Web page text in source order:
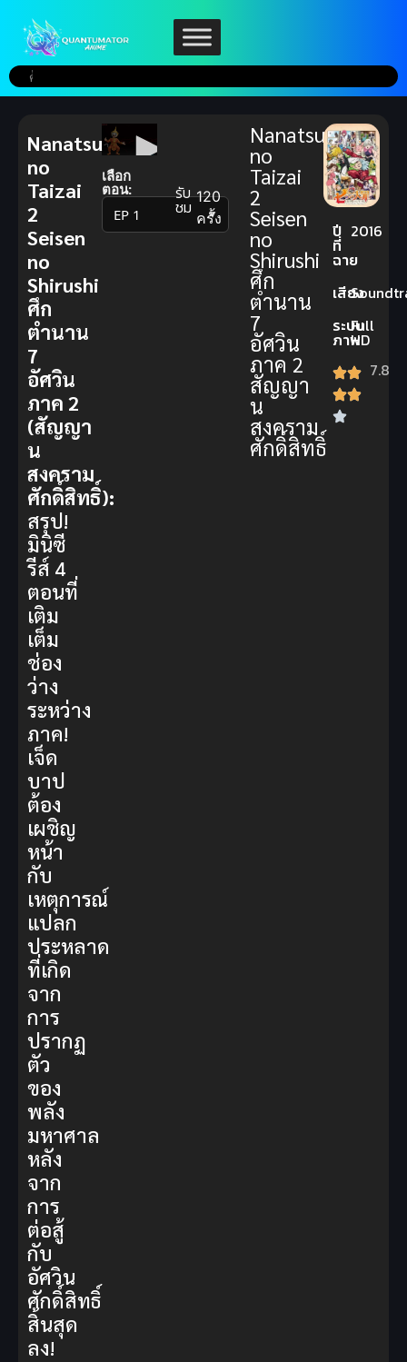
เลือก
ตอน:
▼
รับ
ชม 120
ครั้ง
Nanatsu
no
Taizai
2
Seisen
no
Shirushi
ศึก
ตำนาน
7
อัศวิน
ภาค 2
สัญญา
น
สงคราม
ศักดิ์สิทธิ์
ปี
ที่
ฉาย
2016
เสียง
ระบบ
ภาพ
Full
HD
7.8
Nanatsu
no
Taizai
2
Seisen
no
Shirushi
ศึก
ตำนาน
7
อัศวิน
ภาค 2
(สัญญา
น
สงคราม
ศักดิ์สิทธิ์):
สรุป!
มินิซี
รีส์ 4
ตอนที่
เติม
เต็ม
ช่อง
ว่าง
ระหว่าง
ภาค!
เจ็ด
บาป
ต้อง
เผชิญ
หน้า
กับ
เหตุการณ์
แปลก
ประหลาด
ที่เกิด
จาก
การ
ปรากฏ
ตัว
ของ
พลัง
มหาศาล
หลัง
จาก
การ
ต่อสู้
กับ
อัศวิน
ศักดิ์สิทธิ์
สิ้นสุด
ลง!